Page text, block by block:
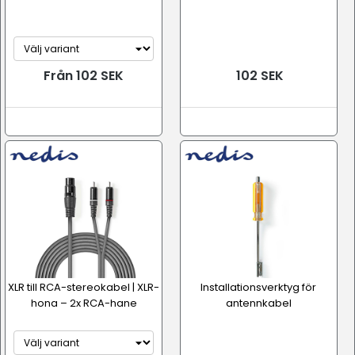
Från 102 SEK 102 SEK
XLR till RCA-stereokabel | XLR-
hona – 2x RCA-hane
Installationsverktyg för
antennkabel